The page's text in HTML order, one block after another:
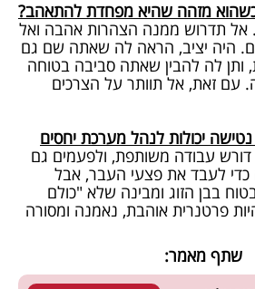
כשהוא מזהה שהיא מפחדת להתאהב?
אל תדרוש ממנה הצהרות אהבה ואל
היה יציב, הראה לה שאתה שם גם
לה להבין שאתה סביבה בטוחה
עם זאת, אל תוותר על הצרכים
יכולות לנהל מערכת יחסים
עבודה משותפת, ולפעמים גם
כדי לעבד את פצעי העבר, אבל
בבן הזוג ומבינה שלא "כולם
פרטנרית אוהבת, נאמנה ומסורה
שתף מאמר: